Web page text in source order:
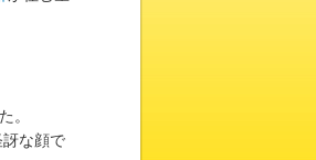
。
な顔で